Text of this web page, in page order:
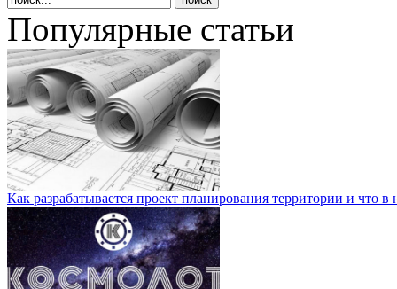
Популярные статьи
Как разрабатывается проект планирования территории и что в